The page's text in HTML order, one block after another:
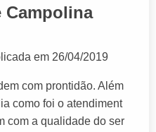
Campolina
em 26/04/2019
com prontidão. Além
como foi o atendiment
com a qualidade do ser